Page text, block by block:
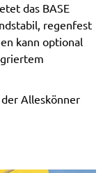
das BASE
regenfest
kann optional
Alleskönner